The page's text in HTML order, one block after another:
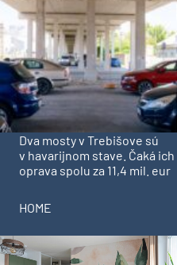
Dva mosty v Trebišove sú
v havarijnom stave. Čaká ich
oprava spolu za 11,4 mil. eur
HOME